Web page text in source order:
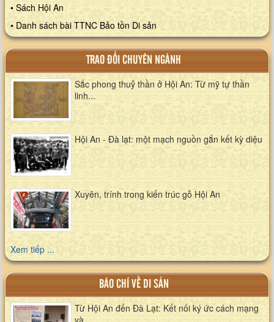
• Sách Hội An
• Danh sách bài TTNC Bảo tồn Di sản
TRAO ĐỔI CHUYÊN NGÀNH
Sắc phong thuỷ thần ở Hội An: Từ mỹ tự thần
linh...
Hội An - Đà lạt: một mạch nguồn gắn kết kỳ diệu
Xuyên, trính trong kiến trúc gỗ Hội An
Xem tiếp ...
BÁO CHÍ VỀ DI SẢN
Từ Hội An đến Đà Lạt: Kết nối ký ức cách mạng
và...